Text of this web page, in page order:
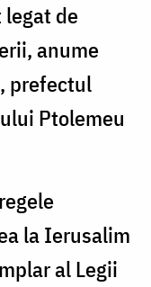
de
anume
prefectul
Ptolemeu
la Ierusalim
al Legii